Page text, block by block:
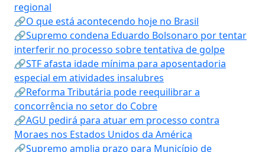
regional
🔗O que está acontecendo hoje no Brasil
🔗Supremo condena Eduardo Bolsonaro por tentar
interferir no processo sobre tentativa de golpe
🔗STF afasta idade mínima para aposentadoria
especial em atividades insalubres
🔗Reforma Tributária pode reequilibrar a
concorrência no setor do Cobre
🔗AGU pedirá para atuar em processo contra
Moraes nos Estados Unidos da América
🔗Supremo amplia prazo para Município de